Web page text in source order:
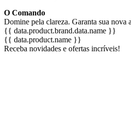
O Comando
Domine pela clareza. Garanta sua nova
{{ data.product.brand.data.name }}
{{ data.product.name }}
Receba novidades e ofertas incríveis!